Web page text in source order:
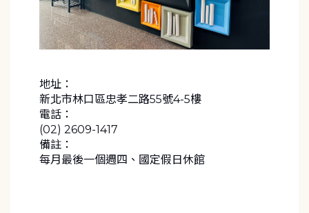
地址：
新北市林口區忠孝二路55號4-5樓
電話：
(02) 2609-1417
備註：
每月最後一個週四、國定假日休館